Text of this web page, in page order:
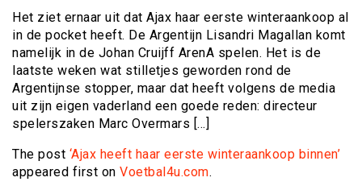
Het ziet ernaar uit dat Ajax haar eerste winteraankoop al
in de pocket heeft. De Argentijn Lisandri Magallan komt
namelijk in de Johan Cruijff ArenA spelen. Het is de
laatste weken wat stilletjes geworden rond de
Argentijnse stopper, maar dat heeft volgens de media
uit zijn eigen vaderland een goede reden: directeur
spelerszaken Marc Overmars […]
The post ‘Ajax heeft haar eerste winteraankoop binnen’
appeared first on Voetbal4u.com.